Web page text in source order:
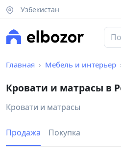
Узбекистан
Главная Мебель и интерьер
Кровати и матрасы в
Кровати и матрасы
Продажа Покупка